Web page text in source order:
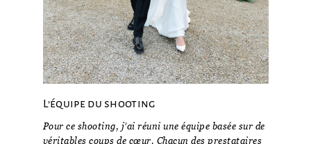
L’équipe du shooting
Pour ce shooting, j’ai réuni une équipe basée sur de
véritables coups de cœur. Chacun des prestataires